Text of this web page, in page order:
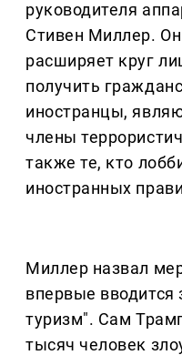
руководителя
Стивен Миллер. Он
расширяет круг
получить
иностранцы,
члены
также те, кто
иностранных
Миллер назвал
впервые вводится
туризм". Сам
тысяч человек